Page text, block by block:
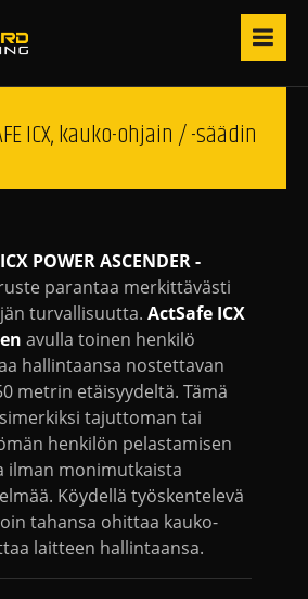
ICX, kauko-ohjain / -säädin
POWER ASCENDER -
parantaa merkittävästi
turvallisuutta. ActSafe ICX
avulla toinen henkilö
hallintaansa nostettavan
metrin etäisyydeltä. Tämä
tajuttoman tai
henkilön pelastamisen
ilman monimutkaista
Köydellä työskentelevä
tahansa ohittaa kauko-
laitteen hallintaansa.